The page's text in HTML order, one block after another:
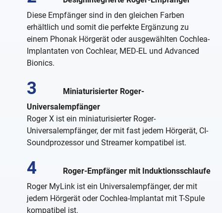
Diese Empfänger sind in den gleichen Farben
erhältlich und somit die perfekte Ergänzung zu
einem Phonak Hörgerät oder ausgewählten Cochlea-
Implantaten von Cochlear, MED-EL und Advanced
Bionics.
Miniaturisierter Roger-
Universalempfänger
Roger X ist ein miniaturisierter Roger-
Universalempfänger, der mit fast jedem Hörgerät, CI-
Soundprozessor und Streamer kompatibel ist.
Roger-Empfänger mit Induktionsschlaufe
Roger MyLink ist ein Universalempfänger, der mit
jedem Hörgerät oder Cochlea-Implantat mit T-Spule
kompatibel ist.